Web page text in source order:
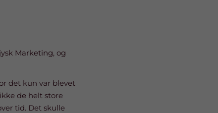
Marketing, og
det kun var blevet
de helt store
tid. Det skulle